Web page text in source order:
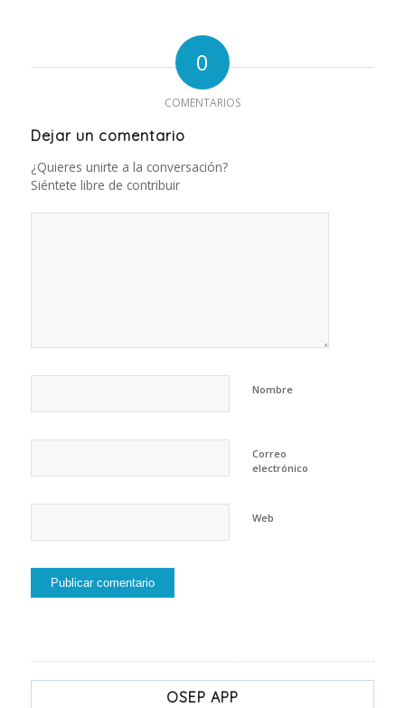
0
COMENTARIOS
Dejar un comentario
¿Quieres unirte a la conversación?
Siéntete libre de contribuir
Nombre
Correo
electrónico
Web
OSEP APP